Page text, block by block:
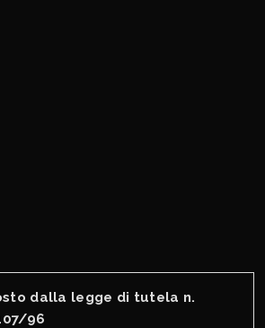
dalla legge di tutela n.
96